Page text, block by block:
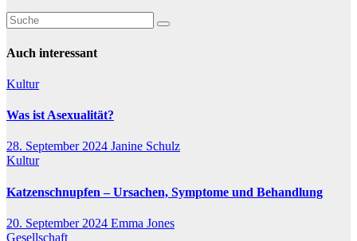
Auch interessant
Kultur
Was ist Asexualität?
28. September 2024 Janine Schulz
Kultur
Katzenschnupfen – Ursachen, Symptome und Behandlung
20. September 2024 Emma Jones
Gesellschaft